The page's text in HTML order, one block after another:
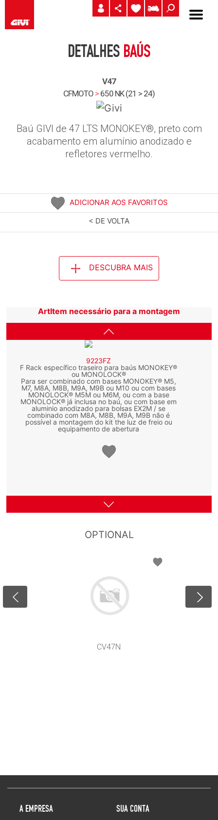
DETALHES BAÚS
V47
CFMOTO > 650 NK (21 > 24)
Baú GIVI de 47 LTS MONOKEY®, preto com
acabamento em alumínio anodizado e
refletores vermelho.
ADICIONAR AOS FAVORITOS
< DE VOLTA
DESCUBRA MAIS
ArtItem necessário para a montagem
9223FZ
F Rack específico traseiro para baús MONOKEY®
ou MONOLOCK®
Para ser combinado com bases MONOKEY® M5,
M7, M8A, M8B, M9A, M9B ou M10 ou com bases
MONOLOCK® M5M ou M6M, ou com a base
MONOLOCK® já inclusa no baú, ou com base em
aluminio anodizado para bolsas EX2M / se
combinado com M8A, M8B, M9A, M9B não é
possível a montagem do kit the luz de freio ou
equipamento de abertura
OPTIONAL
CV47N
A EMPRESA SUA CONTA